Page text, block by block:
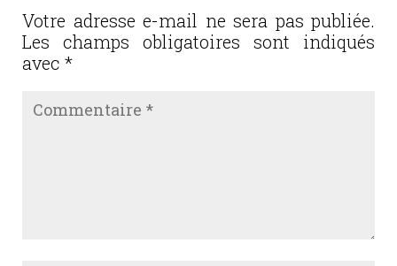
o
k
Votre adresse e-mail ne sera pas publiée.
Les champs obligatoires sont indiqués
avec *